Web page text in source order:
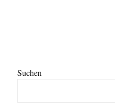
Suchen